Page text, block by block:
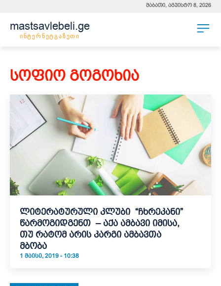
შაბათი, აგვისტო 8, 2026
mastsavlebeli.ge
ინტერნეტგაზეთი
სოფიო გოგოხია
ლიტერატურული კლუბი “ჩხრეკანი”
წარმოგიდგენთ – აქა ამბავი იმისა,
თუ რატომ არის კარგი ამბავთა
მბობა
1 ᲛᲐᲘᲡᲘ, 2019 - 10:38